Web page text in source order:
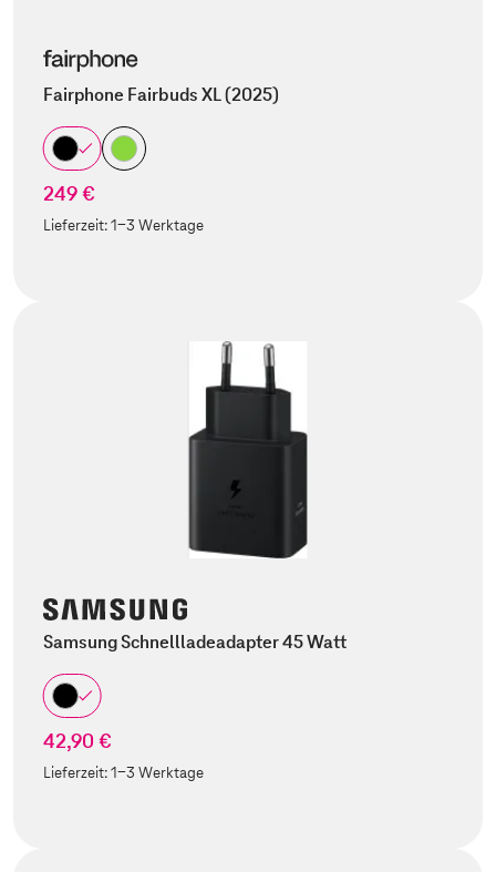
Fairphone Fairbuds XL (2025)
249 €
Lieferzeit:1-3 Werktage
Samsung Schnellladeadapter 45 Watt
42,90 €
Lieferzeit:1-3 Werktage